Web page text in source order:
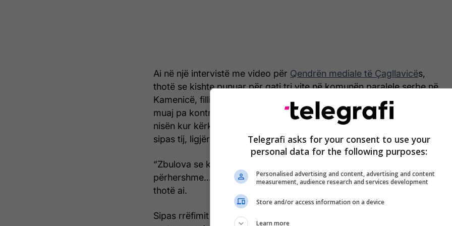
Ai në një intervistë me video për Qendrën mediale të Çagllavicës,
thotë se kishte punuar për gati tri vite në komunën paralele serbe në
Kamenicë, fillimisht me dy kontrata njëvjeçare dhe më pas për nëntë
muaj pa kontratë fare, ndërsa pagën e merrte rregullisht. Problemet
nisën kur kërkoi të drejtën për një kontratë të përhershme, pasi,
sipas tij, ligjërisht i takonte.
“Zbulova se kisha të drejtë për një marrëdhënie pune të
përhershme… dhe pasi e kërkova këtë, më pushuan nga puna”,
thotë ai.
Sipas rrëfimit të tij, nga 1 maji iu ndërpre puna pa asnjë vendim
Telegrafi asks for your consent to use your
personal data for the following purposes:
Personalised advertising and content, advertising and content
measurement, audience research and services development
Store and/or access information on a device
Learn more